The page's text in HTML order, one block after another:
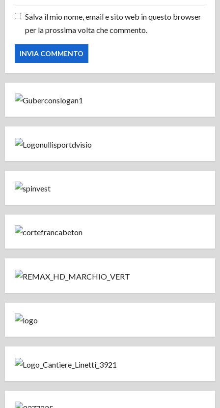
Salva il mio nome, email e sito web in questo browser
per la prossima volta che commento.